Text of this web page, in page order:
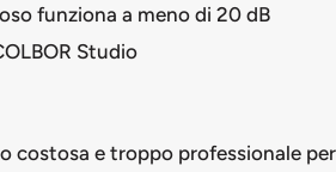
funziona a meno di 20 dB
Studio
costosa e troppo professionale